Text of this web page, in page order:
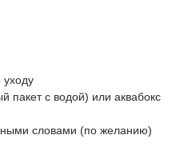
уходу
пакет с водой) или аквабокс
словами (по желанию)